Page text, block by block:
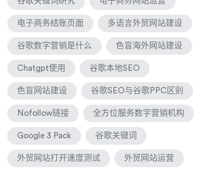
电子商务结账页面 多语言外贸网站建设
谷歌数字营销是什么 色盲海外网站建设
Chatgpt使用 谷歌本地SEO
色盲网站建设 谷歌SEO与谷歌PPC区别
Nofollow链接 全方位服务数字营销机构
Google 3 Pack 谷歌关键词
外贸网站打开速度测试 外贸网站运营